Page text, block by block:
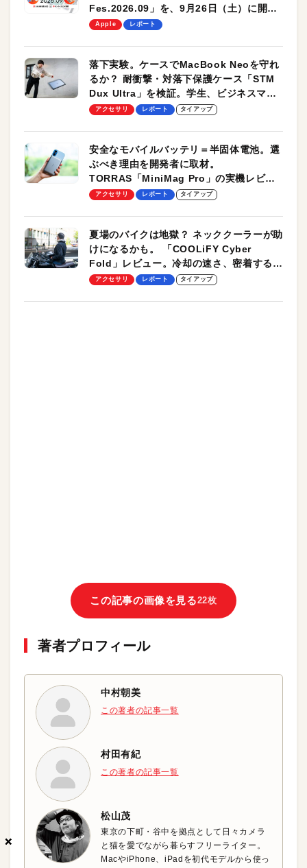
×
×
×
Fes.2026.09」を、9月26日（土）に開催
します！
Apple レポート
落下実験。ケースでMacBook Neoを守れ
るか？ 耐衝撃・対落下保護ケース「STM
Dux Ultra」を検証。学生、ビジネスマン
のモバイルユースに最適！
アクセサリ レポート タイアップ
安全なモバイルバッテリ＝半固体電池。選
ぶべき理由を開発者に取材。
TORRAS「MiniMag Pro」の実機レビュ
ーも
アクセサリ レポート タイアップ
夏場のバイクは地獄？ ネッククーラーが助
けになるかも。 「COOLiFY Cyber
Fold」レビュー。冷却の速さ、密着する冷
却プレート、シンプルな操作性がグッド！
アクセサリ レポート タイアップ
この記事の画像を見る22枚
著者プロフィール
中村朝美
この著者の記事一覧
村田有紀
この著者の記事一覧
松山茂
東京の下町・谷中を拠点として日々カメラ
と猫を愛でながら暮らすフリーライター。
MacやiPhone、iPadを初代モデルから使っ